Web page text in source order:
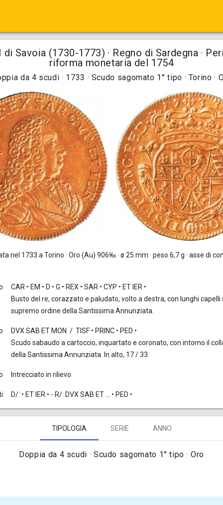
Savoia (1730-1773) · Regno di Sardegna ·
riforma monetaria del 1754
da 4 scudi · 1733 · Scudo sagomato 1° tipo · Torino ·
nel 1733 a Torino · Oro (Au) 906‰ · ø 25 mm · peso 6,7 g · asse di
CAR • EM • D • G • REX • SAR • CYP • ET IER •
Busto del re, corazzato e paludato, volto a destra, con lunghi capelli
supremo ordine della Santissima Annunziata.
DVX SAB ET MON / TISF • PRINC • PED •
Scudo sabaudo a cartoccio, inquartato e coronato, con intorno il
della Santissima Annunziata. In alto, 17 / 33.
Intrecciato in rilievo
D/: • ET IER • - R/: DVX SAB ET ... • PED •
TIPOLOGIA SERIE ANNO
Doppia da 4 scudi · Scudo sagomato 1° tipo · Oro